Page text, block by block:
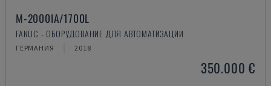
M-2000IA/1700L
FANUC - ОБОРУДОВАНИЕ ДЛЯ АВТОМАТИЗАЦИИ
ГЕРМАНИЯ 2018
350.000 €